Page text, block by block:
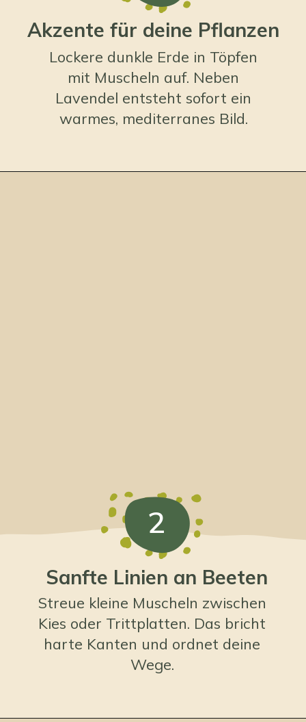
Akzente für deine Pflanzen
Lockere dunkle Erde in Töpfen
mit Muscheln auf. Neben
Lavendel entsteht sofort ein
warmes, mediterranes Bild.
2
Sanfte Linien an Beeten
Streue kleine Muscheln zwischen
Kies oder Trittplatten. Das bricht
harte Kanten und ordnet deine
Wege.